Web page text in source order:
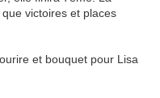
victoires et places
et bouquet pour Lisa